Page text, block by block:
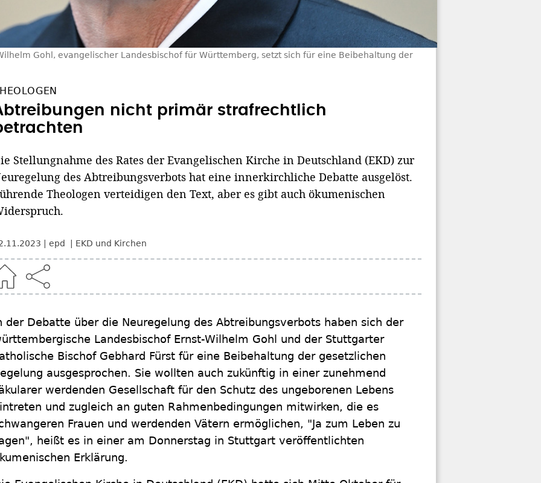
Gohl, evangelischer Landesbischof für Württemberg, setzt sich für eine Beibehaltung der
nicht primär strafrechtlich
Stellungnahme des Rates der Evangelischen Kirche in Deutschland (EKD) zur
des Abtreibungsverbots hat eine innerkirchliche Debatte ausgelöst.
Theologen verteidigen den Text, aber es gibt auch ökumenischen
epd EKD und Kirchen
der Debatte über die Neuregelung des Abtreibungsverbots haben sich der
Landesbischof Ernst-Wilhelm Gohl und der Stuttgarter
Bischof Gebhard Fürst für eine Beibehaltung der gesetzlichen
ausgesprochen. Sie wollten auch zukünftig in einer zunehmend
werdenden Gesellschaft für den Schutz des ungeborenen Lebens
und zugleich an guten Rahmenbedingungen mitwirken, die es
Frauen und werdenden Vätern ermöglichen, "Ja zum Leben zu
heißt es in einer am Donnerstag in Stuttgart veröffentlichten
Erklärung.